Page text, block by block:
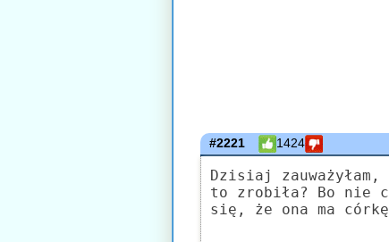
#2221 1424
Dzisiaj zauważyłam,
to zrobiła? Bo nie
się, że ona ma córkę.